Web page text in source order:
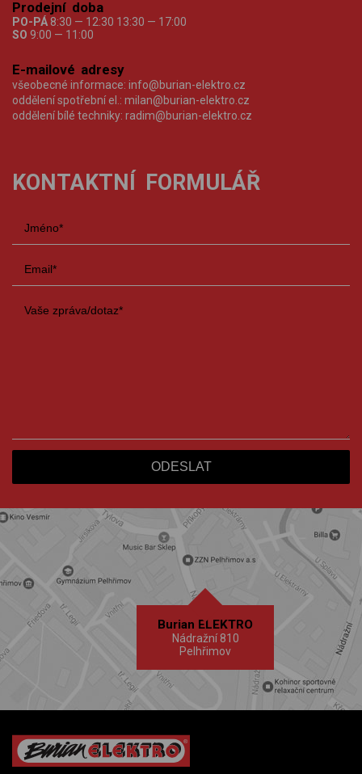
Prodejní doba
PO-PÁ 8:30 — 12:30 13:30 — 17:00
SO 9:00 — 11:00
E-mailové adresy
všeobecné informace: info@burian-elektro.cz
oddělení spotřební el.: milan@burian-elektro.cz
oddělení bílé techniky: radim@burian-elektro.cz
KONTAKTNÍ FORMULÁŘ
Burian ELEKTRO
Nádražní 810
Pelhřimov